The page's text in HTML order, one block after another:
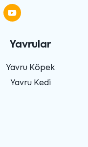
Yavrular
Yavru Köpek
Yavru Kedi